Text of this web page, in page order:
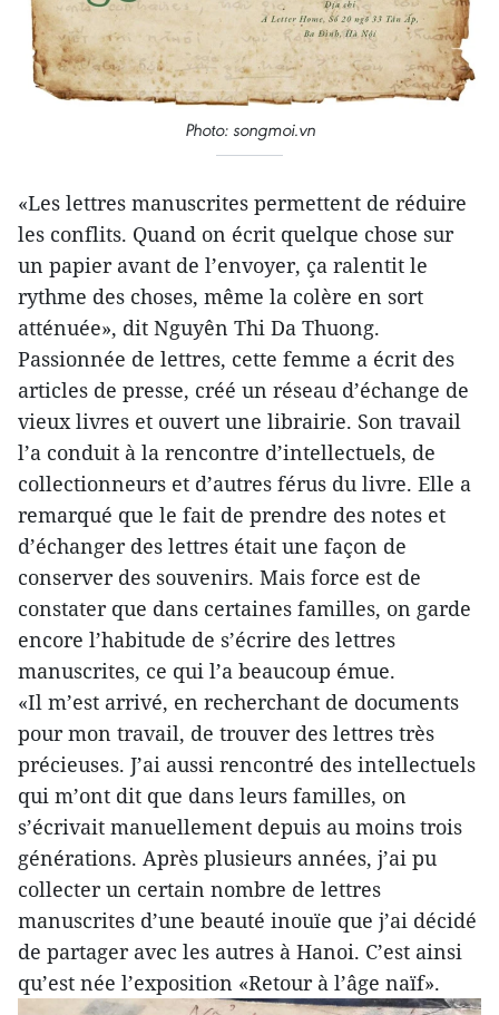
Photo: songmoi.vn
«Les lettres manuscrites permettent de réduire
les conflits. Quand on écrit quelque chose sur
un papier avant de l’envoyer, ça ralentit le
rythme des choses, même la colère en sort
atténuée», dit Nguyên Thi Da Thuong.
Passionnée de lettres, cette femme a écrit des
articles de presse, créé un réseau d’échange de
vieux livres et ouvert une librairie. Son travail
l’a conduit à la rencontre d’intellectuels, de
collectionneurs et d’autres férus du livre. Elle a
remarqué que le fait de prendre des notes et
d’échanger des lettres était une façon de
conserver des souvenirs. Mais force est de
constater que dans certaines familles, on garde
encore l’habitude de s’écrire des lettres
manuscrites, ce qui l’a beaucoup émue.
«Il m’est arrivé, en recherchant de documents
pour mon travail, de trouver des lettres très
précieuses. J’ai aussi rencontré des intellectuels
qui m’ont dit que dans leurs familles, on
s’écrivait manuellement depuis au moins trois
générations. Après plusieurs années, j’ai pu
collecter un certain nombre de lettres
manuscrites d’une beauté inouïe que j’ai décidé
de partager avec les autres à Hanoi. C’est ainsi
qu’est née l’exposition «Retour à l’âge naïf».